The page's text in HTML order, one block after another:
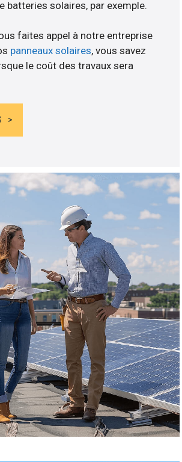
batteries solaires, par exemple.
faites appel à notre entreprise
panneaux solaires, vous savez
le coût des travaux sera